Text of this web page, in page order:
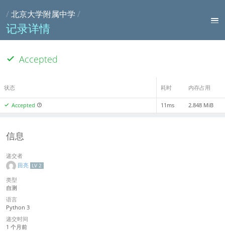
/北京大学附属中学 /
记录详情
Accepted
状态 耗时 内存占用
Accepted 11ms 2.848 MiB
信息
递交者
田亮 LV 2
类型
自测
语言
Python 3
递交时间
1 个月前